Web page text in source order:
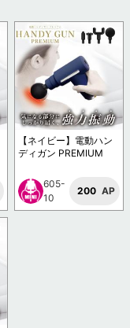
【ネイビー】電動ハン
ディガン PREMIUM
605-
10
200 AP